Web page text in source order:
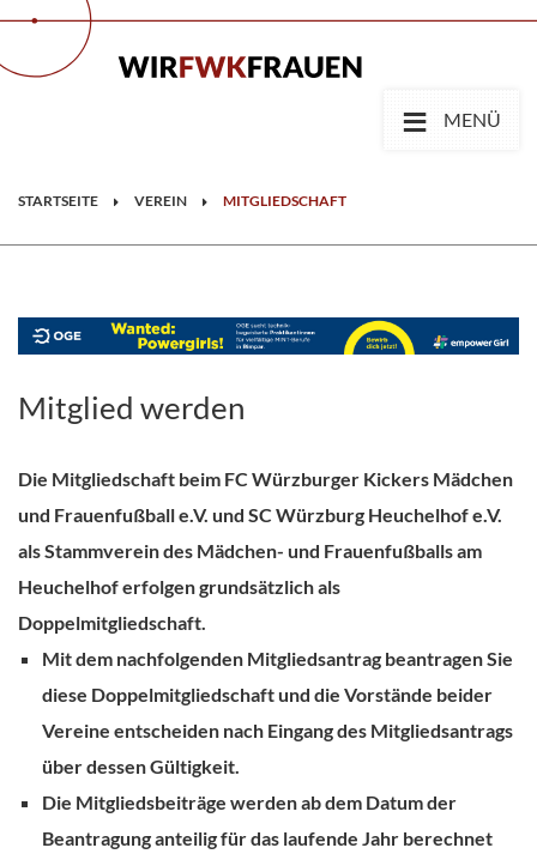
≡ MENÜ
STARTSEITE VEREIN MITGLIEDSCHAFT
Mitglied werden
Die Mitgliedschaft beim FC Würzburger Kickers Mädchen
und Frauenfußball e.V. und SC Würzburg Heuchelhof e.V.
als Stammverein des Mädchen- und Frauenfußballs am
Heuchelhof erfolgen grundsätzlich als
Doppelmitgliedschaft.
Mit dem nachfolgenden Mitgliedsantrag beantragen Sie
diese Doppelmitgliedschaft und die Vorstände beider
Vereine entscheiden nach Eingang des Mitgliedsantrags
über dessen Gültigkeit.
Die Mitgliedsbeiträge werden ab dem Datum der
Beantragung anteilig für das laufende Jahr berechnet